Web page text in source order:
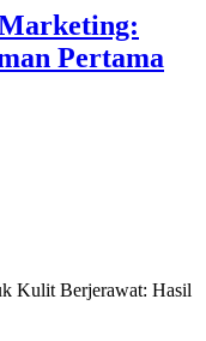
Pertama
Kulit Berjerawat: Hasil